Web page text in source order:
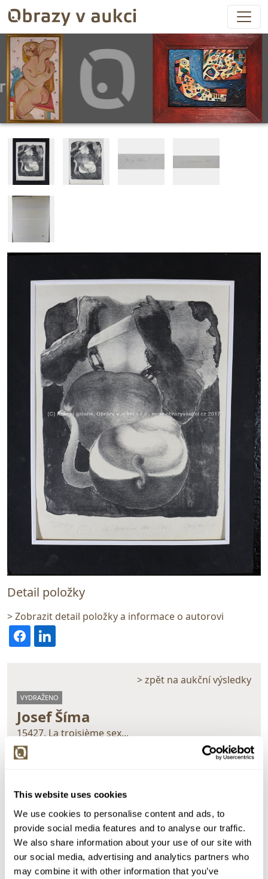
This website uses cookies
We use cookies to personalise content and ads, to
provide social media features and to analyse our traffic.
We also share information about your use of our site with
our social media, advertising and analytics partners who
may combine it with other information that you’ve
Detail položky
> Zobrazit detail položky a informace o autorovi
> zpět na aukční výsledky
VYDRAŽENO
Josef Šíma
15427. La troisième sex...
Dražba ukončena:
24.01.2018 19:52:00
vydraženo za:
Zpět na aukční výsledky
Chcete prodat podobný předmět?